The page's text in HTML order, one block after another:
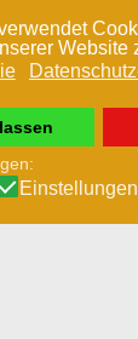
Website
Einstellungen
springen